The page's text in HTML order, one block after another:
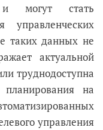
и могут стать
управленческих
таких данных не
актуальной
труднодоступна
планирования на
управления